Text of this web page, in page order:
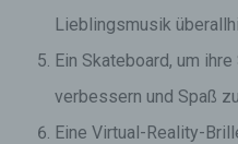
Lieblingsmusik
Ein Skateboard, um
verbessern und Spaß
Eine Virtual-Reality-